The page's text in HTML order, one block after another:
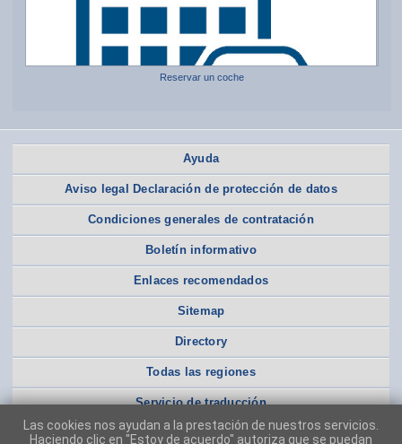
Reservar un coche
Ayuda
Aviso legal Declaración de protección de datos
Condiciones generales de contratación
Boletín informativo
Enlaces recomendados
Sitemap
Directory
Todas las regiones
Servicio de traducción
Las cookies nos ayudan a la prestación de nuestros servicios.
Haciendo clic en "Estoy de acuerdo" autoriza que se puedan